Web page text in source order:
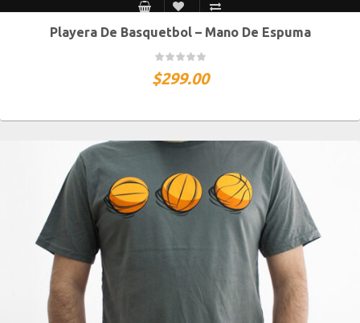
S MEX / XS USA M MEX / S USA G MEX / M USA XG MEX / G USA
Playera De Basquetbol – Mano De Espuma
$299.00